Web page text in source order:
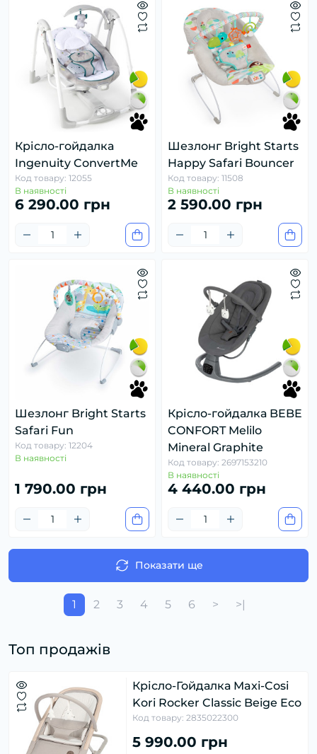
Крісло-гойдалка
Ingenuity ConvertMe
Код товару: 12055
В наявності
6 290.00 грн
Шезлонг Bright Starts
Happy Safari Bouncer
Код товару: 11508
В наявності
2 590.00 грн
Шезлонг Bright Starts
Safari Fun
Код товару: 12204
В наявності
1 790.00 грн
Крісло-гойдалка BEBE
CONFORT Melilo
Mineral Graphite
Код товару: 2697153210
В наявності
4 440.00 грн
Показати ще
1 2 3 4 5 6 > >|
Топ продажів
Крісло-Гойдалка Maxi-Cosi
Kori Rocker Classic Beige Eco
Код товару: 2835022300
5 990.00 грн